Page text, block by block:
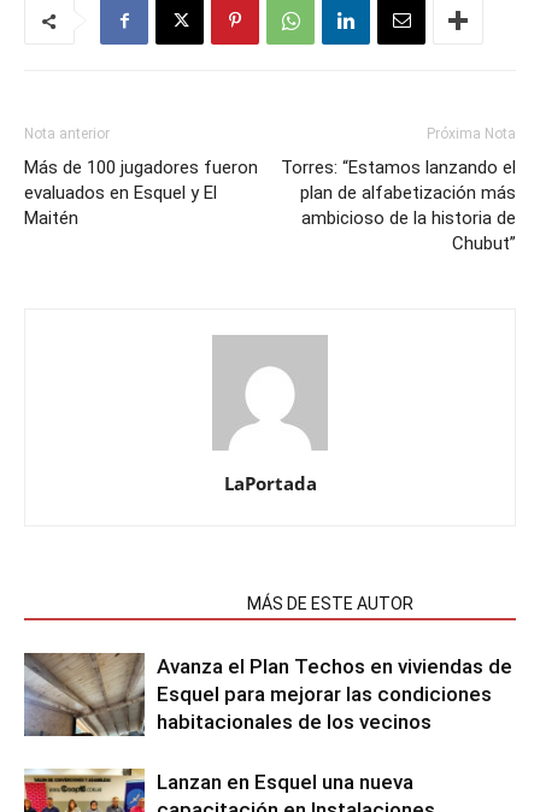
Nota anterior
Más de 100 jugadores fueron
evaluados en Esquel y El
Maitén
Próxima Nota
Torres: “Estamos lanzando el
plan de alfabetización más
ambicioso de la historia de
Chubut”
LaPortada
MÁS DE ESTE AUTOR
Avanza el Plan Techos en viviendas de
Esquel para mejorar las condiciones
habitacionales de los vecinos
Lanzan en Esquel una nueva